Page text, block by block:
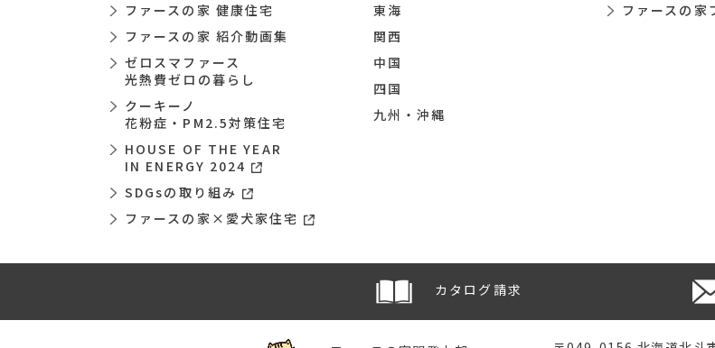
ファースの家 健康住宅
ファースの家 紹介動画集
ゼロスマファース
光熱費ゼロの暮らし
クーキーノ
花粉症・PM2.5対策住宅
HOUSE OF THE YEAR
IN ENERGY 2024
SDGsの取り組み
ファースの家×愛犬家住宅
東海
関西
中国
四国
九州・沖縄
ファースの家
カタログ請求